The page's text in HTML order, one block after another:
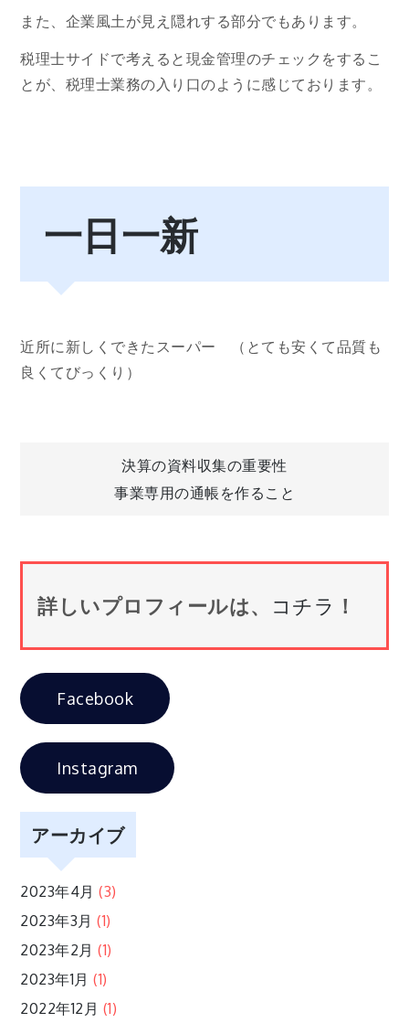
また、企業風土が見え隠れする部分でもあります。
税理士サイドで考えると現金管理のチェックをするこ
とが、税理士業務の入り口のように感じております。
一日一新
近所に新しくできたスーパー （とても安くて品質も
良くてびっくり）
ナ
ビ
ゲ
ー
シ
ョ
ン
決算の資料収集の重要性
事業専用の通帳を作ること
詳しいプロフィールは、 コチラ ！
Facebook
Instagram
アーカイブ
2023年4月 (3)
2023年3月 (1)
2023年2月 (1)
2023年1月 (1)
2022年12月 (1)